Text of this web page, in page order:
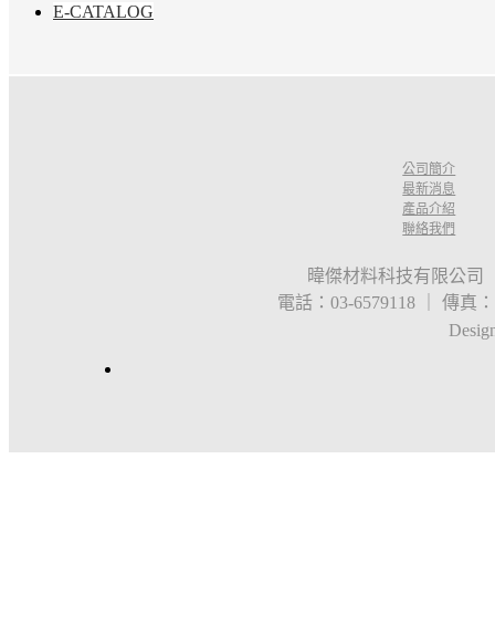
E-CATALOG
公司簡介
最新消息
產品介紹
聯絡我們
暐傑材料科技有限公司
電話：03-6579118 ｜ 傳真